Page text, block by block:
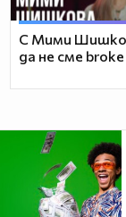
С Мими
да не сме